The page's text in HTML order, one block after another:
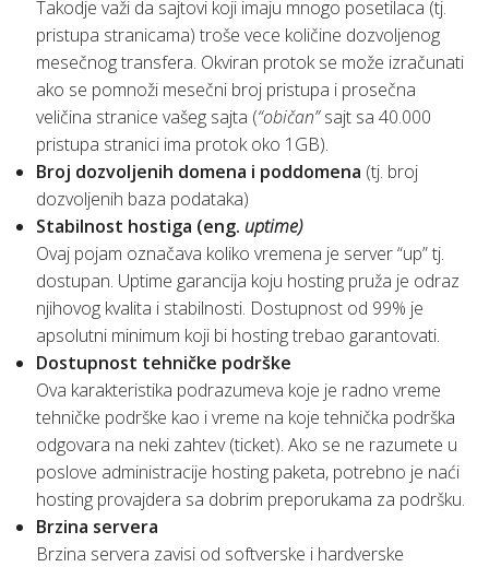
Takodje važi da sajtovi koji imaju mnogo posetilaca (tj.
pristupa stranicama) troše vece količine dozvoljenog
mesečnog transfera. Okviran protok se može izračunati
ako se pomnoži mesečni broj pristupa i prosečna
veličina stranice vašeg sajta (“običan”sajt sa 40.000
pristupa stranici ima protok oko 1GB).
Broj dozvoljenih domena i poddomena (tj. broj
dozvoljenih baza podataka)
Stabilnost hostiga (eng. uptime)
Ovaj pojam označava koliko vremena je server “up” tj.
dostupan. Uptime garancija koju hosting pruža je odraz
njihovog kvalita i stabilnosti. Dostupnost od 99% je
apsolutni minimum koji bi hosting trebao garantovati.
Dostupnost tehničke podrške
Ova karakteristika podrazumeva koje je radno vreme
tehničke podrške kao i vreme na koje tehnička podrška
odgovara na neki zahtev (ticket). Ako se ne razumete u
poslove administracije hosting paketa, potrebno je naći
hosting provajdera sa dobrim preporukama za podršku.
Brzina servera
Brzina servera zavisi od softverske i hardverske